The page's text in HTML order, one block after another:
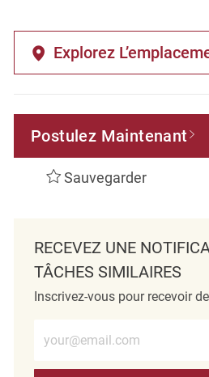
Explorez
Postulez Maintenant
Sauvegarder
RECEVEZ UNE
TÂCHES SIMILAIRES
Inscrivez-vous pour recevoir